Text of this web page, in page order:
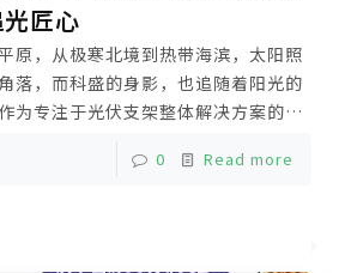
匠心
原，从极寒北境到热带海滨，太阳照
落，而科盛的身影，也追随着阳光的
为专注于光伏支架整体解决方案的国
科盛以固定支架系统与跟踪支架系统
致力于打造“安全可靠、高[…]
0 Read more